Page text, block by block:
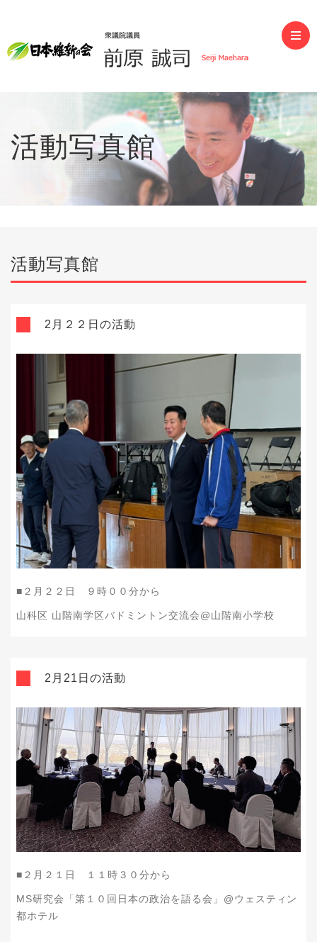
前原誠司（衆議院議員）
活動写真館
活動写真館
2月２２日の活動
■２月２２日 ９時００分から
山科区 山階南学区バドミントン交流会@山階南小学校
2月21日の活動
■２月２１日 １１時３０分から
MS研究会「第１０回日本の政治を語る会」@ウェスティン
都ホテル